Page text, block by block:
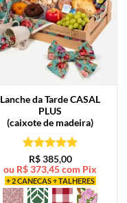
Lanche da TardeCASAL
PLUS
(caixote de madeira)
Avaliação5
de 5
R$385,00
ou R$373,45com Pix
+ 2 CANECAS + TALHERES